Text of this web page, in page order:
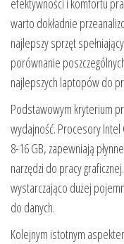
warto dokładnie
najlepszy sprzęt
porównanie
najlepszych laptopów do
Podstawowym kryterium
wydajność. Procesory Intel
8-16 GB, zapewniają
narzędzi do pracy
wystarczająco dużej
do danych.
Kolejnym istotnym